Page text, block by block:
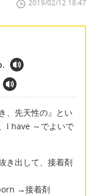
2019/02/12 18:47
先天性の』とい
I have ～でよいで
き出して、接着剤
→接着剤